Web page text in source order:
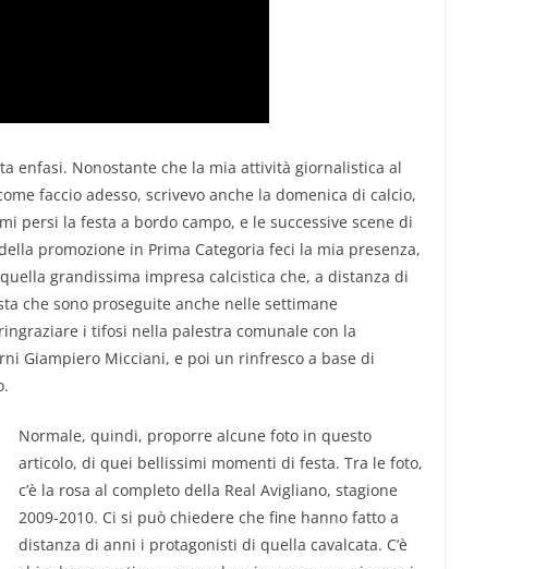
enfasi. Nonostante che la mia attività giornalistica al
faccio adesso, scrivevo anche la domenica di calcio,
persi la festa a bordo campo, e le successive scene di
promozione in Prima Categoria feci la mia presenza,
grandissima impresa calcistica che, a distanza di
che sono proseguite anche nelle settimane
i tifosi nella palestra comunale con la
Giampiero Micciani, e poi un rinfresco a base di
Normale, quindi, proporre alcune foto in questo
articolo, di quei bellissimi momenti di festa. Tra le foto,
c’è la rosa al completo della Real Avigliano, stagione
2009-2010. Ci si può chiedere che fine hanno fatto a
distanza di anni i protagonisti di quella cavalcata. C’è